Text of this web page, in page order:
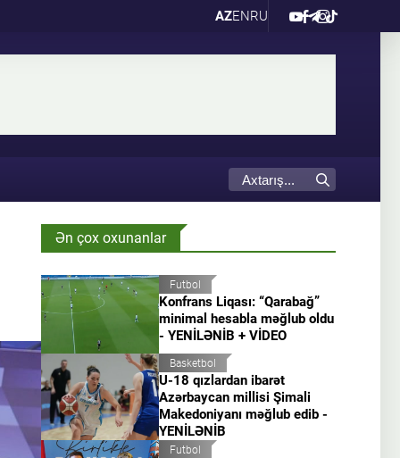
AZENRU
Ən çox oxunanlar
Futbol
Konfrans Liqası: “Qarabağ”
minimal hesabla məğlub oldu
- YENİLƏNİB + VİDEO
Basketbol
U-18 qızlardan ibarət
Azərbaycan millisi Şimali
Makedoniyanı məğlub edib -
YENİLƏNİB
Futbol